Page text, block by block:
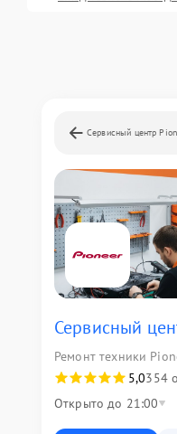
Сервисный центр
Сервисный
Ремонт техники
5,0354
Открыто до 21:00